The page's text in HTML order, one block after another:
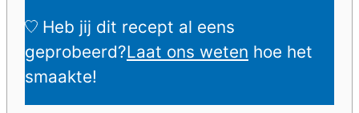
Heb jij dit recept al eens
geprobeerd?Laat ons weten hoe het
smaakte!